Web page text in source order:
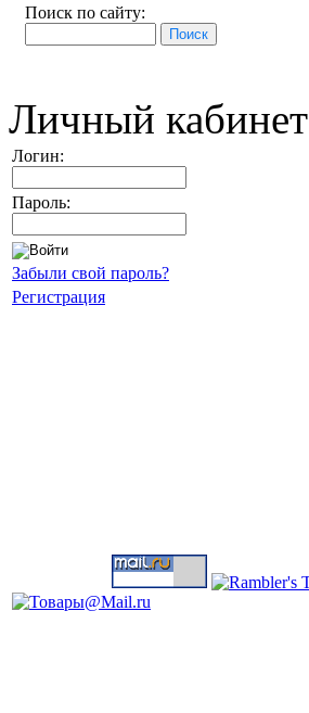
Поиск по сайту:
Личный кабинет
Логин:
Пароль:
Забыли свой пароль?
Регистрация